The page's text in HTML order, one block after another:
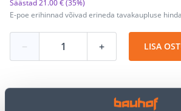
E-poe erihinnad võivad erineda tavakaupluse
Säästad21.00 €(35%)
− + LISA